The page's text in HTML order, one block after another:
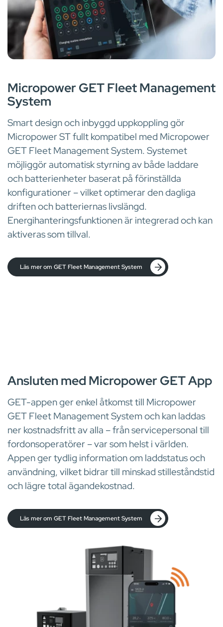
Micropower GET Fleet Management
System
Smart design och inbyggd uppkoppling gör
Micropower ST fullt kompatibel med Micropower
GET Fleet Management System. Systemet
möjliggör automatisk styrning av både laddare
och batterienheter baserat på förinställda
konfigurationer – vilket optimerar den dagliga
driften och batteriernas livslängd.
Energihanteringsfunktionen är integrerad och kan
aktiveras som tillval.
Läs mer om GET Fleet Management System
Ansluten med Micropower GET App
GET-appen ger enkel åtkomst till Micropower
GET Fleet Management System och kan laddas
ner kostnadsfritt av alla – från servicepersonal till
fordonsoperatörer – var som helst i världen.
Appen ger tydlig information om laddstatus och
användning, vilket bidrar till minskad stilleståndstid
och lägre total ägandekostnad.
Läs mer om GET Fleet Management System